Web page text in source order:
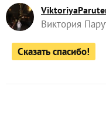
Виктория
Сказать спасибо!